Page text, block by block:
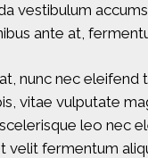
vestibulum
ante at,
nunc nec eleifend
vitae vulputate
leo nec
velit fermentum